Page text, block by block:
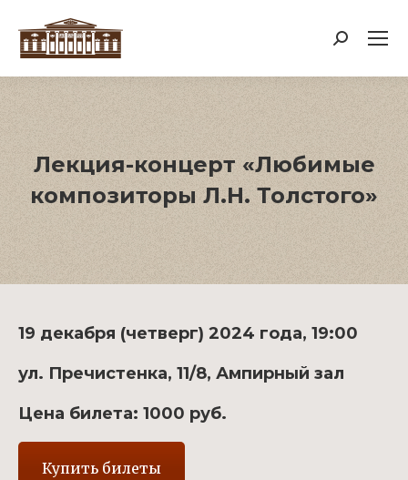
Поиск:
Лекция-концерт «Любимые
композиторы Л.Н. Толстого»
19 декабря (четверг) 2024 года, 19:00
ул. Пречистенка, 11/8, Ампирный зал
Цена билета: 1000 руб.
Купить билеты